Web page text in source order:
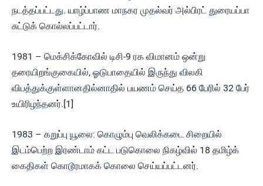
நடத்தப்பட்டது. யாழ்ப்பாண மாநகர முதல்வர் அல்பிரட் துரையப்பா
சுட்டுக் கொல்லப்பட்டார்.
1981 – மெக்சிக்கோவில் டிசி-9 ரக விமானம் ஒன்று
தரையிறங்குகையில், ஓடுபாதையில் இருந்து விலகி
விபத்துக்குள்ளானதில்னாதில் பயணம் செய்த 66 பேரில் 32 பேர்
உயிரிழந்தனர்.[1]
1983 – கறுப்பு யூலை: கொழும்பு வெலிக்கடை சிறையில்
இடம்பெற்ற இரண்டாம் கட்ட படுகொலை நிகழ்வில் 18 தமிழ்க்
கைதிகள் கொடூரமாகக் கொலை செய்யப்பட்டனர்.